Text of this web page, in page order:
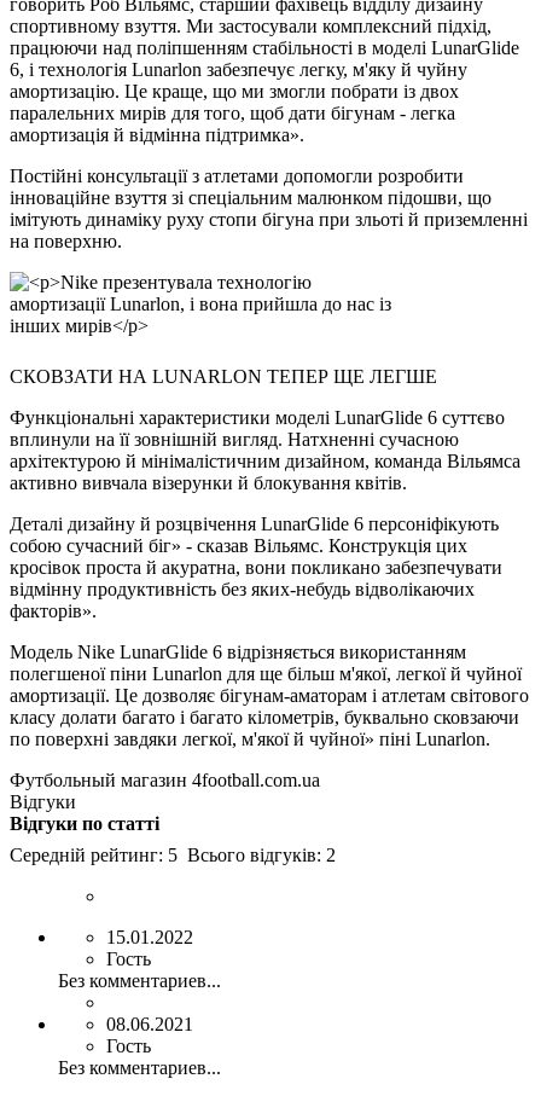
спортивному взуття. Ми застосували комплексний підхід,
працюючи над поліпшенням стабільності в моделі LunarGlide
6, і технологія Lunarlon забезпечує легку, м'яку й чуйну
амортизацію. Це краще, що ми змогли побрати із двох
паралельних мирів для того, щоб дати бігунам - легка
амортизація й відмінна підтримка».
Постійні консультації з атлетами допомогли розробити
інноваційне взуття зі спеціальним малюнком підошви, що
імітують динаміку руху стопи бігуна при зльоті й приземленні
на поверхню.
СКОВЗАТИ НА LUNARLON ТЕПЕР ЩЕ ЛЕГШЕ
Функціональні характеристики моделі LunarGlide 6 суттєво
вплинули на її зовнішній вигляд. Натхненні сучасною
архітектурою й мінімалістичним дизайном, команда Вільямса
активно вивчала візерунки й блокування квітів.
Деталі дизайну й розцвічення LunarGlide 6 персоніфікують
собою сучасний біг» - сказав Вільямс. Конструкція цих
кросівок проста й акуратна, вони покликано забезпечувати
відмінну продуктивність без яких-небудь відволікаючих
факторів».
Модель Nike LunarGlide 6 відрізняється використанням
полегшеної піни Lunarlon для ще більш м'якої, легкої й чуйної
амортизації. Це дозволяє бігунам-аматорам і атлетам світового
класу долати багато і багато кілометрів, буквально сковзаючи
по поверхні завдяки легкої, м'якої й чуйної» піні Lunarlon.
Футбольный магазин 4football.com.ua
Відгуки
Відгуки по статті
Середній рейтинг: 5 Всього відгуків: 2
15.01.2022
Гость
Без комментариев...
08.06.2021
Гость
Без комментариев...